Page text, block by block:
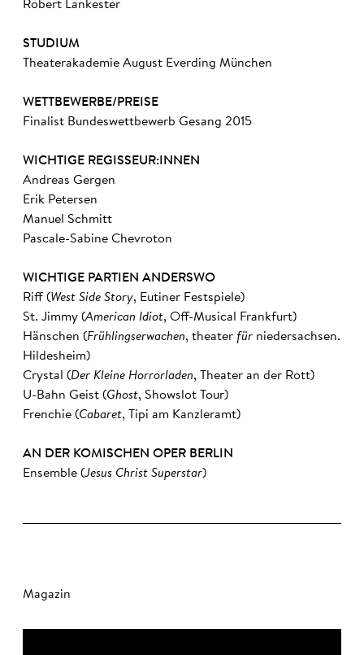
Robert Lankester
STUDIUM
Theaterakademie August Everding München
WETTBEWERBE/PREISE
Finalist Bundeswettbewerb Gesang 2015
WICHTIGE REGISSEUR:INNEN
Andreas Gergen
Erik Petersen
Manuel Schmitt
Pascale-Sabine Chevroton
WICHTIGE PARTIEN ANDERSWO
Riff (West Side Story, Eutiner Festspiele)
St. Jimmy (American Idiot, Off-Musical Frankfurt)
Hänschen (Frühlingserwachen, theater für niedersachsen.
Hildesheim)
Crystal (Der Kleine Horrorladen, Theater an der Rott)
U-Bahn Geist (Ghost, Showslot Tour)
Frenchie (Cabaret, Tipi am Kanzleramt)
AN DER KOMISCHEN OPER BERLIN
Ensemble (Jesus Christ Superstar)
Magazin